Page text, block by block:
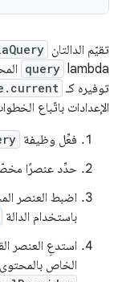
تقيّم الدالتان
lambda
query
توفيره كـ
الإعدادات باتّباع
فعِّل وظيفة
حدِّد عنصرًا
اضبط العنصر
باستخدام الدالة
الخاص